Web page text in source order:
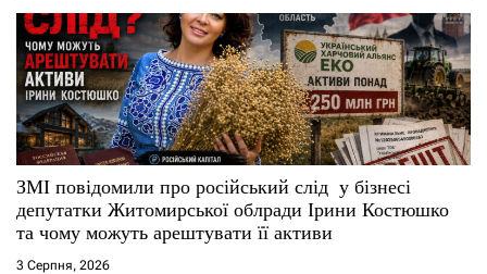
а
п
и
с
і
в
ЗМІ повідомили про російський слід у бізнесі
депутатки Житомирської облради Ірини Костюшко
та чому можуть арештувати її активи
3 Серпня, 2026